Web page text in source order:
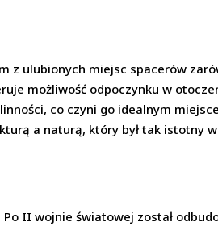
z ulubionych miejsc spacerów
możliwość odpoczynku w
co czyni go idealnym
a naturą, który był tak istotny
Po II wojnie światowej został